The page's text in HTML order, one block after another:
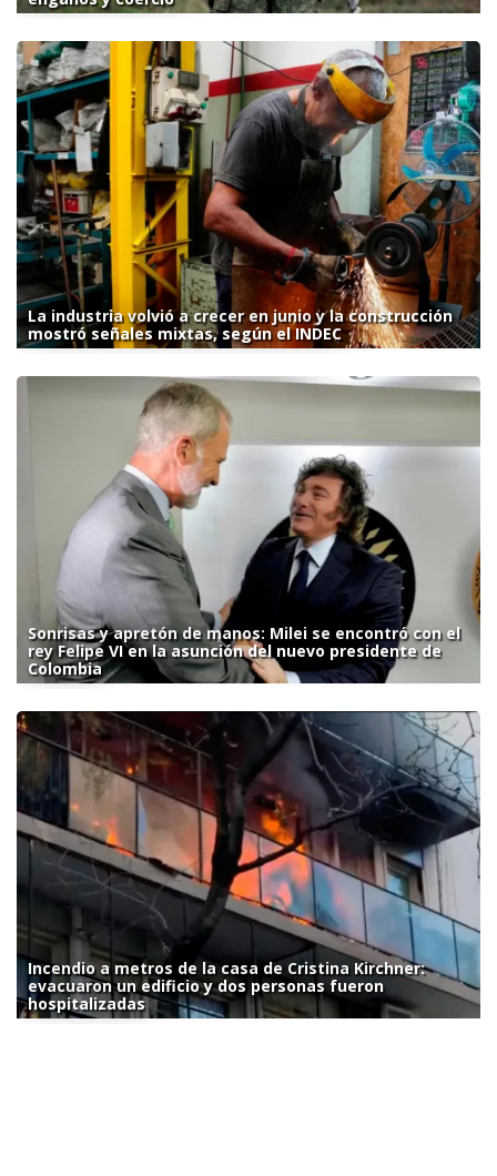
La industria volvió a crecer en junio y la construcción
mostró señales mixtas, según el INDEC
Sonrisas y apretón de manos: Milei se encontró con el
rey Felipe VI en la asunción del nuevo presidente de
Colombia
Incendio a metros de la casa de Cristina Kirchner:
evacuaron un edificio y dos personas fueron
hospitalizadas